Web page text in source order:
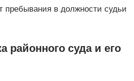
пребывания в должности судьи
районного суда и его